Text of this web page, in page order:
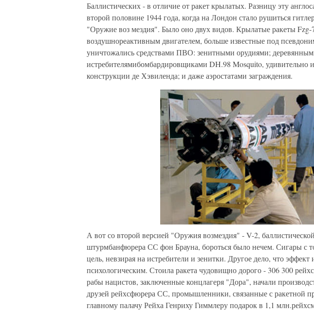
Баллистических - в отличие от ракет крылатых. Разницу эту
второй половине 1944 года, когда на Лондон стало рушиться
"Оружие воз мездия". Было оно двух видов. Крылатые ракеты
воздушнореактивным двигателем, больше известные под
уничтожались средствами ПВО: зенитными орудиями;
истребителямибомбардировщиками DH.98 Mosquito,
конструкции де Хэвиленда; и даже аэростатами заграждения.
А вот со второй версией "Оружия возмездия" - V-2,
штурмбанфюрера СС фон Брауна, бороться было нечем. Сигары с
цель, невзирая на истребители и зенитки. Другое дело, что эффект
психологическим. Стоила ракета чудовищно дорого - 306 300
рабы нацистов, заключенные концлагеря "Дора", начали
друзей рейхсфюрера СС, промышленники, связанные с ракетной
главному палачу Рейха Генриху Гиммлеру подарок в 1,1